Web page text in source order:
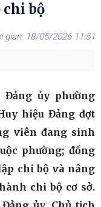
bộ
18/05/2026 11:51
Đảng ủy phường
hiệu Đảng đợt
viên đang sinh
phường; đồng
chi bộ và nâng
chi bộ cơ sở.